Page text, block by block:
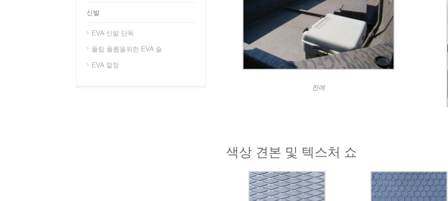
전에
색상 견본 및 텍스처 쇼
신발
EVA 신발 단독
플립 플롭을위한 EVA 솔
EVA 깔창